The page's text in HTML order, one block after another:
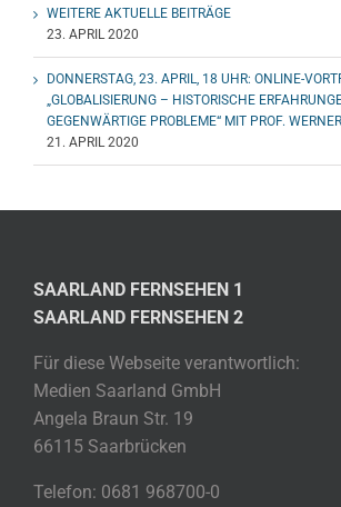
WEITERE AKTUELLE BEITRÄGE
23. APRIL 2020
DONNERSTAG, 23. APRIL, 18 UHR: ONLINE-
„GLOBALISIERUNG – HISTORISCHE
GEGENWÄRTIGE PROBLEME“ MIT PROF.
21. APRIL 2020
SAARLAND FERNSEHEN 1
SAARLAND FERNSEHEN 2
Für diese Webseite verantwortlich:
Medien Saarland GmbH
Angela Braun Str. 19
66115 Saarbrücken
Telefon: 0681 968700-0